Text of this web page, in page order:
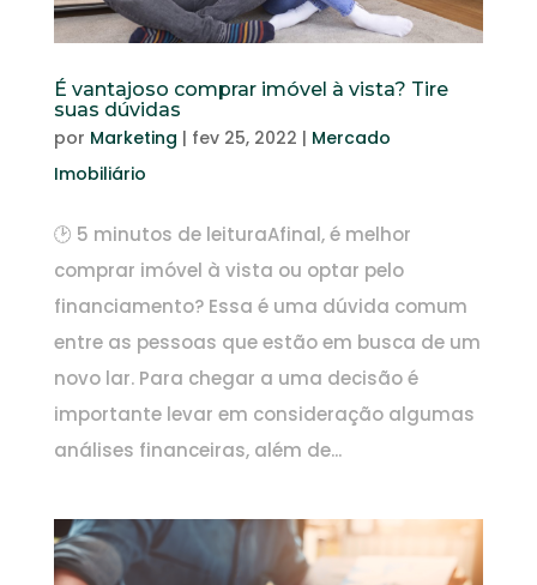
É vantajoso comprar imóvel à vista? Tire
suas dúvidas
por Marketing | fev 25, 2022 | Mercado
Imobiliário
🕑 5 minutos de leituraAfinal, é melhor
comprar imóvel à vista ou optar pelo
financiamento? Essa é uma dúvida comum
entre as pessoas que estão em busca de um
novo lar. Para chegar a uma decisão é
importante levar em consideração algumas
análises financeiras, além de...